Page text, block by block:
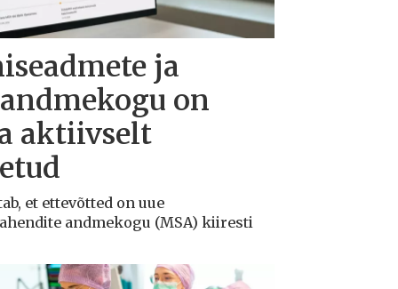
ja
on
aktiivselt
et ettevõtted on uue
andmekogu (MSA) kiiresti